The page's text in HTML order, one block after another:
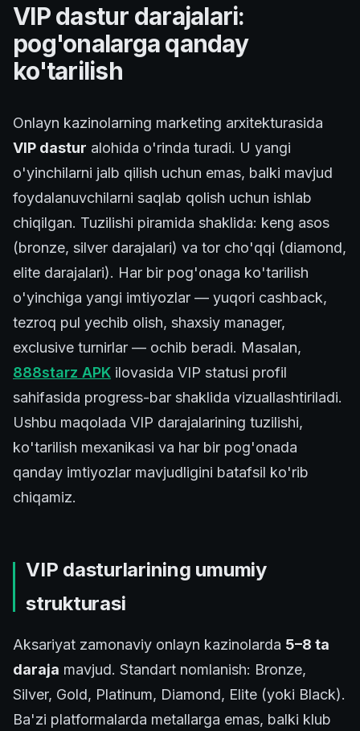
VIP dastur darajalari:
pog'onalarga qanday
ko'tarilish
Onlayn kazinolarning marketing arxitekturasida
VIP dastur alohida o'rinda turadi. U yangi
o'yinchilarni jalb qilish uchun emas, balki mavjud
foydalanuvchilarni saqlab qolish uchun ishlab
chiqilgan. Tuzilishi piramida shaklida: keng asos
(bronze, silver darajalari) va tor cho'qqi (diamond,
elite darajalari). Har bir pog'onaga ko'tarilish
o'yinchiga yangi imtiyozlar — yuqori cashback,
tezroq pul yechib olish, shaxsiy manager,
exclusive turnirlar — ochib beradi. Masalan,
888starz APK ilovasida VIP statusi profil
sahifasida progress-bar shaklida vizuallashtiriladi.
Ushbu maqolada VIP darajalarining tuzilishi,
ko'tarilish mexanikasi va har bir pog'onada
qanday imtiyozlar mavjudligini batafsil ko'rib
chiqamiz.
VIP dasturlarining umumiy
strukturasi
Aksariyat zamonaviy onlayn kazinolarda 5–8 ta
daraja mavjud. Standart nomlanish: Bronze,
Silver, Gold, Platinum, Diamond, Elite (yoki Black).
Ba'zi platformalarda metallarga emas, balki klub